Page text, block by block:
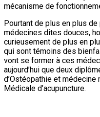
mécanisme de
Pourtant de plus en plus
médecines dites douces,
curieusement de plus en
qui sont témoins des
vont se former à ces
aujourd’hui que deux
d’Ostéopathie et médecine
Médicale d’acupuncture.